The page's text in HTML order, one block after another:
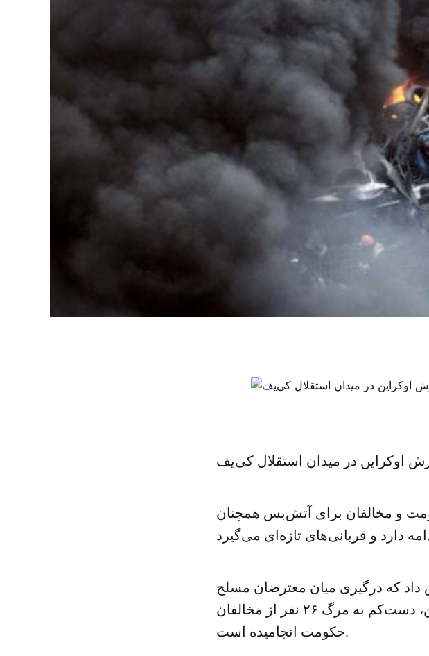
اوکراین در میدان استقلال کی‌یف
و مخالفان برای آتش‌بس همچنان
داد که درگیری میان معترضان مسلح
و پلیس ضد شورش در کی‌یف، پایتخت اوکراین، دست‌کم به مرگ ۲۶ نفر از مخالفان
حکومت انجامیده است.